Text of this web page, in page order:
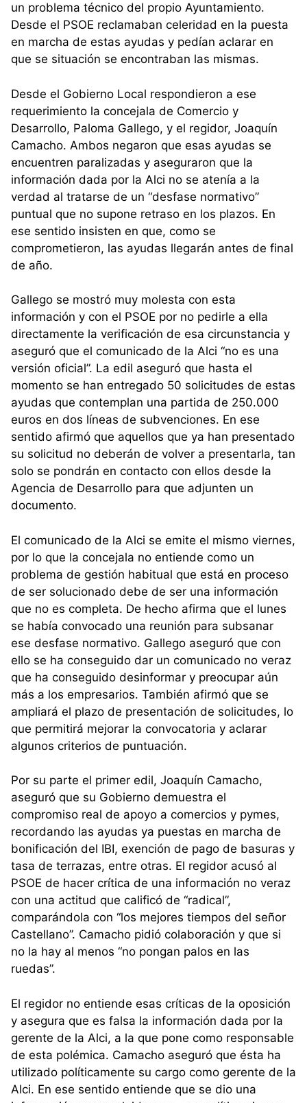
un problema técnico del propio Ayuntamiento.
Desde el PSOE reclamaban celeridad en la puesta
en marcha de estas ayudas y pedían aclarar en
que se situación se encontraban las mismas.
Desde el Gobierno Local respondieron a ese
requerimiento la concejala de Comercio y
Desarrollo, Paloma Gallego, y el regidor, Joaquín
Camacho. Ambos negaron que esas ayudas se
encuentren paralizadas y aseguraron que la
información dada por la Alci no se atenía a la
verdad al tratarse de un “desfase normativo”
puntual que no supone retraso en los plazos. En
ese sentido insisten en que, como se
comprometieron, las ayudas llegarán antes de final
de año.
Gallego se mostró muy molesta con esta
información y con el PSOE por no pedirle a ella
directamente la verificación de esa circunstancia y
aseguró que el comunicado de la Alci “no es una
versión oficial”. La edil aseguró que hasta el
momento se han entregado 50 solicitudes de estas
ayudas que contemplan una partida de 250.000
euros en dos líneas de subvenciones. En ese
sentido afirmó que aquellos que ya han presentado
su solicitud no deberán de volver a presentarla, tan
solo se pondrán en contacto con ellos desde la
Agencia de Desarrollo para que adjunten un
documento.
El comunicado de la Alci se emite el mismo viernes,
por lo que la concejala no entiende como un
problema de gestión habitual que está en proceso
de ser solucionado debe de ser una información
que no es completa. De hecho afirma que el lunes
se había convocado una reunión para subsanar
ese desfase normativo. Gallego aseguró que con
ello se ha conseguido dar un comunicado no veraz
que ha conseguido desinformar y preocupar aún
más a los empresarios. También afirmó que se
ampliará el plazo de presentación de solicitudes, lo
que permitirá mejorar la convocatoria y aclarar
algunos criterios de puntuación.
Por su parte el primer edil, Joaquín Camacho,
aseguró que su Gobierno demuestra el
compromiso real de apoyo a comercios y pymes,
recordando las ayudas ya puestas en marcha de
bonificación del IBI, exención de pago de basuras y
tasa de terrazas, entre otras. El regidor acusó al
PSOE de hacer crítica de una información no veraz
con una actitud que calificó de “radical”,
comparándola con “los mejores tiempos del señor
Castellano”. Camacho pidió colaboración y que si
no la hay al menos “no pongan palos en las
ruedas”.
El regidor no entiende esas críticas de la oposición
y asegura que es falsa la información dada por la
gerente de la Alci, a la que pone como responsable
de esta polémica. Camacho aseguró que ésta ha
utilizado políticamente su cargo como gerente de la
Alci. En ese sentido entiende que se dio una